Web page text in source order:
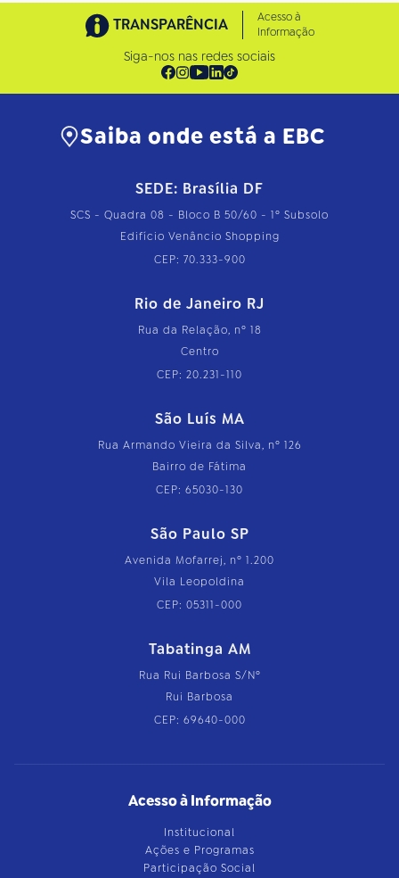
TRANSPARÊNCIA
Acesso à
Informação
Siga-nos nas redes sociais
Saiba onde está a EBC
SEDE: Brasília DF
SCS - Quadra 08 - Bloco B 50/60 - 1º Subsolo
Edifício Venâncio Shopping
CEP: 70.333-900
Rio de Janeiro RJ
Rua da Relação, nº 18
Centro
CEP: 20.231-110
São Luís MA
Rua Armando Vieira da Silva, nº 126
Bairro de Fátima
CEP: 65030-130
São Paulo SP
Avenida Mofarrej, nº 1.200
Vila Leopoldina
CEP: 05311-000
Tabatinga AM
Rua Rui Barbosa S/Nº
Rui Barbosa
CEP: 69640-000
Acesso à Informação
Institucional
Ações e Programas
Participação Social